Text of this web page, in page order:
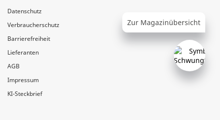
Zur Magazinübersicht
Datenschutz
Verbraucherschutz
Barrierefreiheit
Lieferanten
AGB
Impressum
KI-Steckbrief